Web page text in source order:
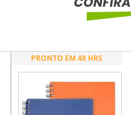
PRONTO EM 48 HRS